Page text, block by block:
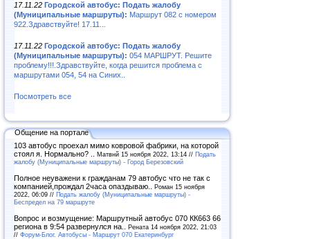
17.11.22 Городской автобус: Подать жалобу
(Муниципальные маршруты): Маршрут 082 с номером
922.Здравствуйте! 17.11...
17.11.22 Городской автобус: Подать жалобу
(Муниципальные маршруты): 054 МАРШРУТ. Решите
проблему!!!.Здравствуйте, когда решится проблема с
маршрутами 054, 54 на Синих..
Посмотреть все
Общение на портале
103 автобус проехал мимо ковровой фабрики, на которой
стоял я. Нормально? .. Матвнй 15 ноября 2022, 13:14 // Подать
жалобу (Муниципальные маршруты) - Город Березовский
Полное неуважени к гражданам 79 автобус что не так с
компанией,прождал 2часа опаздываю.. Роман 15 ноября
2022, 06:09 // Подать жалобу (Муниципальные маршруты) -
Беспредел на 79 маршруте
Вопрос и возмущение: Маршрутный автобус 070 КК663 66
региона в 9:54 развернулся на.. Рената 14 ноября 2022, 21:03
// Форум-Блог. Автобусы - Маршрут 070 Екатеринбург